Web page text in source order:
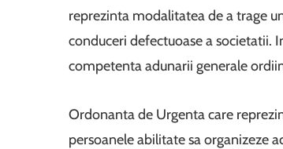
reprezinta modalitatea de a trage
conduceri defectuoase a societatii.
competenta adunarii generale
Ordonanta de Urgenta care
persoanele abilitate sa organizeze